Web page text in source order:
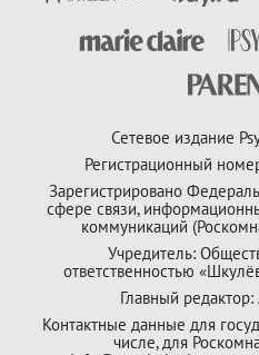
Сетевое издание
Регистрационный
Зарегистрировано
сфере связи,
коммуникаций
Учредитель:
ответственностью
Главный
Контактные данные для
числе, для